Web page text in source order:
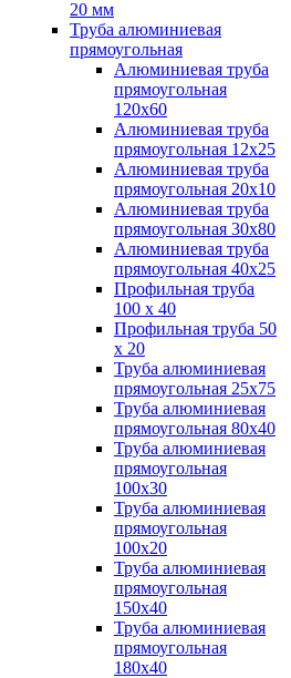
20 мм
Труба алюминиевая
прямоугольная
Алюминиевая труба
прямоугольная
120х60
Алюминиевая труба
прямоугольная 12х25
Алюминиевая труба
прямоугольная 20х10
Алюминиевая труба
прямоугольная 30х80
Алюминиевая труба
прямоугольная 40х25
Профильная труба
100 х 40
Профильная труба 50
х 20
Труба алюминиевая
прямоугольная 25х75
Труба алюминиевая
прямоугольная 80х40
Труба алюминиевая
прямоугольная
100x30
Труба алюминиевая
прямоугольная
100х20
Труба алюминиевая
прямоугольная
150x40
Труба алюминиевая
прямоугольная
180x40